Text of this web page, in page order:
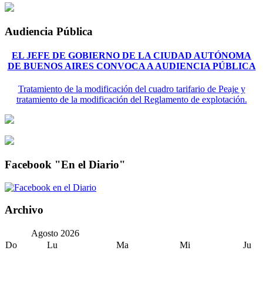
Audiencia Pública
EL JEFE DE GOBIERNO DE LA CIUDAD AUTÓNOMA
DE BUENOS AIRES CONVOCA A AUDIENCIA PÚBLICA
Tratamiento de la modificación del cuadro tarifario de Peaje y
tratamiento de la modificación del Reglamento de explotación.
Facebook "En el Diario"
Archivo
Agosto 2026
Do
Lu Ma Mi Ju